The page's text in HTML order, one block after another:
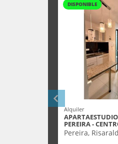
DISPONIBLE
Alquiler
PEREIRA -
Pereira,